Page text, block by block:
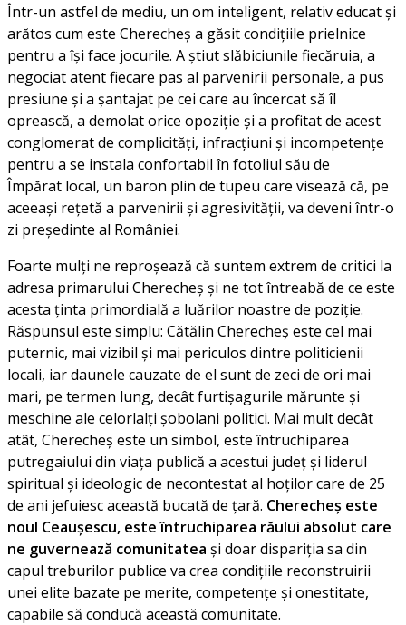
Într-un astfel de mediu, un om inteligent, relativ educat și
arătos cum este Cherecheș a găsit condițiile prielnice
pentru a își face jocurile. A știut slăbiciunile fiecăruia, a
negociat atent fiecare pas al parvenirii personale, a pus
presiune și a șantajat pe cei care au încercat să îl
oprească, a demolat orice opoziție și a profitat de acest
conglomerat de complicități, infracțiuni și incompetențe
pentru a se instala confortabil în fotoliul său de
Împărat local, un baron plin de tupeu care visează că, pe
aceeași rețetă a parvenirii și agresivității, va deveni într-o
zi președinte al României.
Foarte mulți ne reproșează că suntem extrem de critici la
adresa primarului Cherecheș și ne tot întreabă de ce este
acesta ținta primordială a luărilor noastre de poziție.
Răspunsul este simplu: Cătălin Cherecheș este cel mai
puternic, mai vizibil și mai periculos dintre politicienii
locali, iar daunele cauzate de el sunt de zeci de ori mai
mari, pe termen lung, decât furtișagurile mărunte și
meschine ale celorlalți șobolani politici. Mai mult decât
atât, Cherecheș este un simbol, este întruchiparea
putregaiului din viața publică a acestui județ și liderul
spiritual și ideologic de necontestat al hoților care de 25
de ani jefuiesc această bucată de țară. Cherecheș este
noul Ceaușescu, este întruchiparea răului absolut care
ne guvernează comunitatea și doar dispariția sa din
capul treburilor publice va crea condițiile reconstruirii
unei elite bazate pe merite, competențe și onestitate,
capabile să conducă această comunitate.